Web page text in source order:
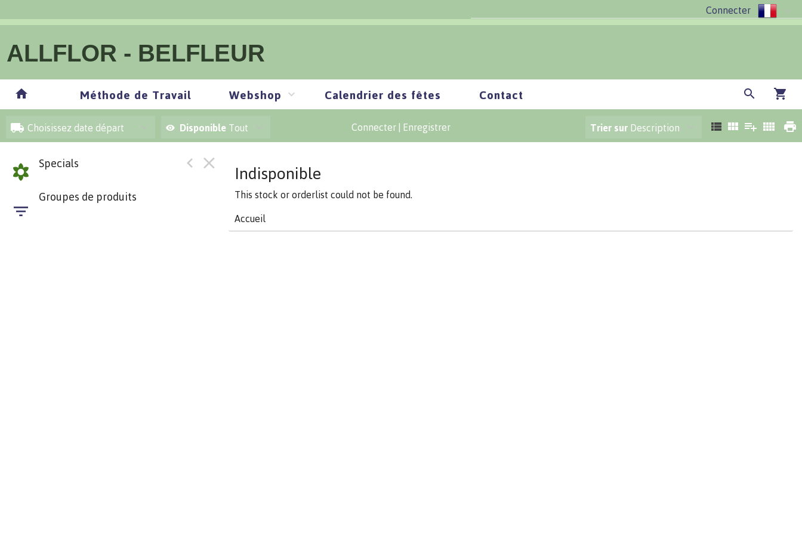
Connecter
ALLFLOR - BELFLEUR
Méthode de Travail Webshop Calendrier des fêtes Contact
Choisissez date départ Disponible Tout Connecter Enregistrer Trier sur Description
Specials
Groupes de produits
Indisponible
This stock or orderlist could not be found.
Accueil